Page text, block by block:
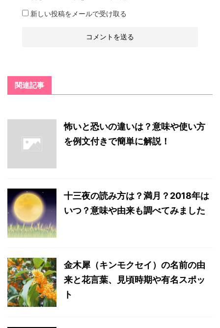
新しい投稿をメールで受け取る
関連記事
怖いと恐いの違いは？意味や使い方
を例文付きで簡単に解説！
十三夜の読み方は？満月？2018年は
いつ？意味や由来も調べてみました
金木犀（キンモクセイ）の名前の由
来と花言葉、見頃時期や有名スポッ
ト